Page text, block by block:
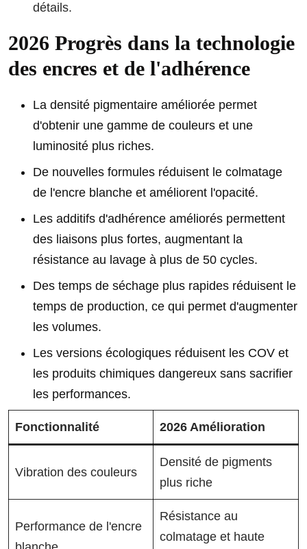
détails.
2026 Progrès dans la technologie
des encres et de l'adhérence
La densité pigmentaire améliorée permet
d'obtenir une gamme de couleurs et une
luminosité plus riches.
De nouvelles formules réduisent le colmatage
de l'encre blanche et améliorent l'opacité.
Les additifs d'adhérence améliorés permettent
des liaisons plus fortes, augmentant la
résistance au lavage à plus de 50 cycles.
Des temps de séchage plus rapides réduisent le
temps de production, ce qui permet d'augmenter
les volumes.
Les versions écologiques réduisent les COV et
les produits chimiques dangereux sans sacrifier
les performances.
Fonctionnalité 2026 Amélioration
Vibration des couleurs
Densité de pigments
plus riche
Performance de l'encre
Résistance au
colmatage et haute